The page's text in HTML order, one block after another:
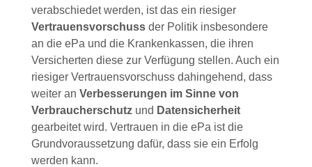
verabschiedet werden, ist das ein riesiger
Vertrauensvorschuss der Politik insbesondere
an die ePa und die Krankenkassen, die ihren
Versicherten diese zur Verfügung stellen. Auch ein
riesiger Vertrauensvorschuss dahingehend, dass
weiter an Verbesserungen im Sinne von
Verbraucherschutzund Datensicherheit
gearbeitet wird. Vertrauen in die ePa ist die
Grundvoraussetzung dafür, dass sie ein Erfolg
werden kann.